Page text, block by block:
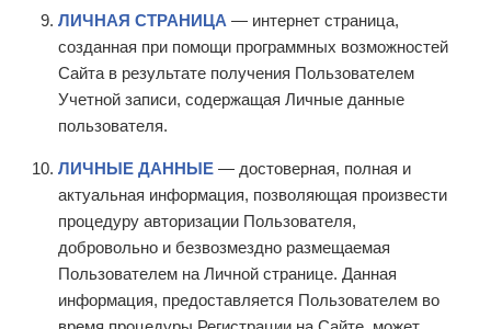
ЛИЧНАЯ СТРАНИЦА — интернет страница,
созданная при помощи программных возможностей
Сайта в результате получения Пользователем
Учетной записи, содержащая Личные данные
пользователя.
ЛИЧНЫЕ ДАННЫЕ — достоверная, полная и
актуальная информация, позволяющая произвести
процедуру авторизации Пользователя,
добровольно и безвозмездно размещаемая
Пользователем на Личной странице. Данная
информация, предоставляется Пользователем во